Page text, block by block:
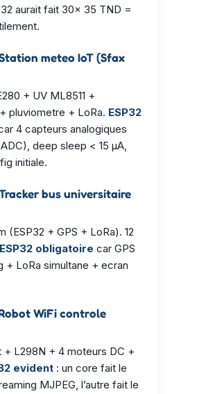
aurait fait 30x 35 TND =
meteo IoT (Sfax
+ UV ML8511 +
pluviometre + LoRa. ESP32
4 capteurs analogiques
deep sleep < 15 µA,
initiale.
bus universitaire
(ESP32 + GPS + LoRa). 12
ESP32 obligatoire car GPS
+ LoRa simultane + ecran
WiFi controle
+ L298N + 4 moteurs DC +
evident : un core fait le
MJPEG, l’autre fait le